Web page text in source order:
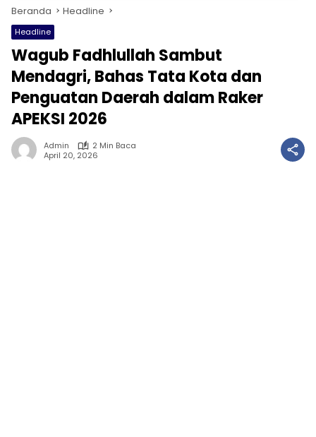
Beranda Headline
Headline
Wagub Fadhlullah Sambut
Mendagri, Bahas Tata Kota dan
Penguatan Daerah dalam Raker
APEKSI 2026
Admin
2 Min Baca
April 20, 2026